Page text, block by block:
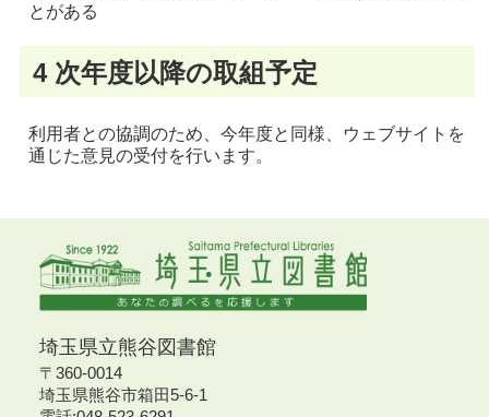
とがある
4 次年度以降の取組予定
利用者との協調のため、今年度と同様、ウェブサイトを
通じた意見の受付を行います。
埼玉県立熊谷図書館
〒360-0014
埼玉県熊谷市箱田5-6-1